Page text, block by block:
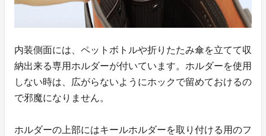
内装側面には、ペットボトルや折りたたみ傘を立てて収
納出来る専用ホルダーが付いています。ホルダーを使用
しない時は、広がらないようにホックで留めておけるの
で邪魔になりません。
ホルダーの上部にはキールホルダーを取り付ける用のフ